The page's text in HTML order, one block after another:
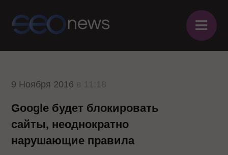
≡
9 Ноября 2016
Google будет блокировать
сайты, неоднократно
нарушающие правила